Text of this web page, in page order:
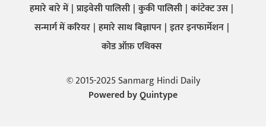
हमारे बारे में प्राइवेसी पालिसी कुकी पालिसी कांटेक्ट उस
सन्मार्ग में करियर हमारे साथ बिज्ञापन इतर इनफार्मेशन
कोड ऑफ़ एथिक्स
© 2015-2025 Sanmarg Hindi Daily
Powered byQuintype